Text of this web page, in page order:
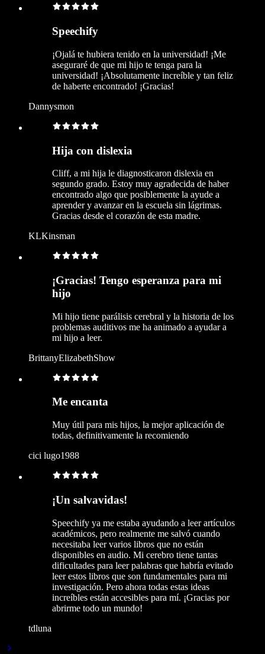
Speechify
¡Ojalá te hubiera tenido en la universidad! ¡Me
aseguraré de que mi hijo te tenga para la
universidad! ¡Absolutamente increíble y tan feliz
de haberte encontrado! ¡Gracias!
Dannysmon
Hija con dislexia
Cliff, a mi hija le diagnosticaron dislexia en
segundo grado. Estoy muy agradecida de haber
encontrado algo que posiblemente la ayude a
aprender y avanzar en la escuela sin lágrimas.
Gracias desde el corazón de esta madre.
KLKinsman
¡Gracias! Tengo esperanza para mi
hijo
Mi hijo tiene parálisis cerebral y la historia de los
problemas auditivos me ha animado a ayudar a
mi hijo a leer.
BrittanyElizabethShow
Me encanta
Muy útil para mis hijos, la mejor aplicación de
todas, definitivamente la recomiendo
cici lugo1988
¡Un salvavidas!
Speechify ya me estaba ayudando a leer artículos
académicos, pero realmente me salvó cuando
necesitaba leer varios libros que no están
disponibles en audio. Mi cerebro tiene tantas
dificultades para leer palabras que habría evitado
leer estos libros que son fundamentales para mi
investigación. Pero ahora todas estas ideas
increíbles están accesibles para mí. ¡Gracias por
abrirme todo un mundo!
tdluna